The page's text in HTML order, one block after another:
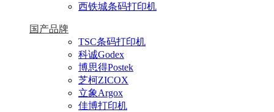
西铁城条码打印机
国产品牌
TSC条码打印机
科诚Godex
博思得Postek
芝柯ZICOX
立象Argox
佳博打印机